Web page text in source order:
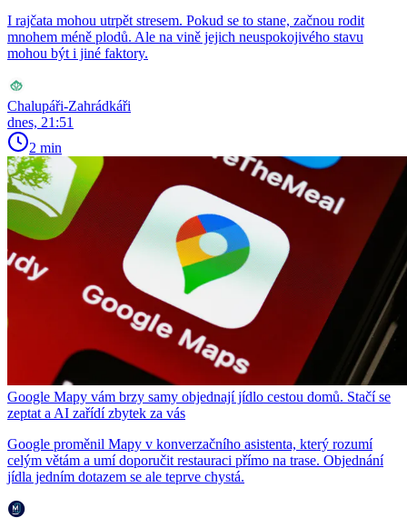
I rajčata mohou utrpět stresem. Pokud se to stane, začnou rodit
mnohem méně plodů. Ale na vině jejich neuspokojivého stavu
mohou být i jiné faktory.
Chalupáři-Zahrádkáři
dnes, 21:51
2 min
Google Mapy vám brzy samy objednají jídlo cestou domů. Stačí se
zeptat a AI zařídí zbytek za vás
Google proměnil Mapy v konverzačního asistenta, který rozumí
celým větám a umí doporučit restauraci přímo na trase. Objednání
jídla jedním dotazem se ale teprve chystá.